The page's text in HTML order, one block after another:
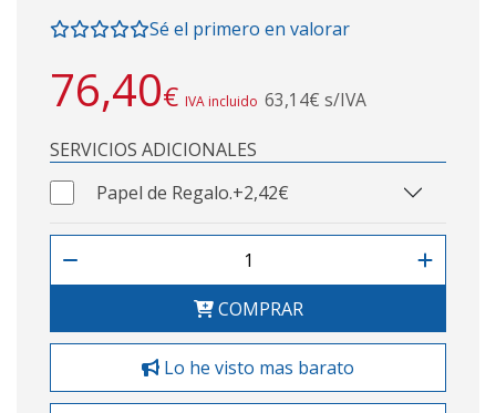
Sé el primero en valorar
76,40€ IVA incluido 63,14€ s/IVA
SERVICIOS ADICIONALES
Papel de Regalo.+2,42€
COMPRAR
Lo he visto mas barato